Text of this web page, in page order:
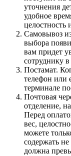
уточнения
удобное
целостность
Самовывоз
выбора
вам придет
сотруднику
Постамат.
телефон или
терминале
Почтовая
отделение,
Перед
вес,
можете
содержать
должна